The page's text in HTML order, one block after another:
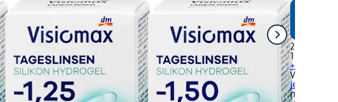
29,95 zł
1 szt.
+ 12 inne
Visiomax
medyczny